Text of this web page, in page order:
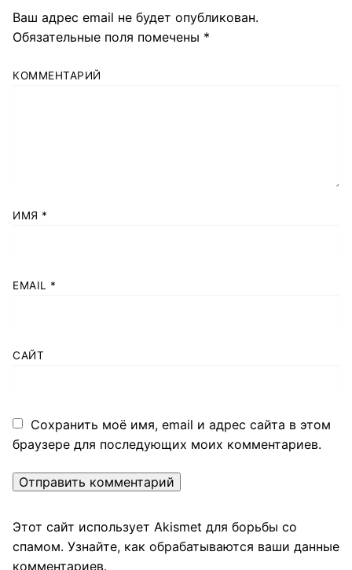
Ваш адрес email не будет опубликован.
Обязательные поля помечены *
КОММЕНТАРИЙ
ИМЯ *
EMAIL *
САЙТ
Сохранить моё имя, email и адрес сайта в этом
браузере для последующих моих комментариев.
Этот сайт использует Akismet для борьбы со
спамом. Узнайте, как обрабатываются ваши данные
комментариев.